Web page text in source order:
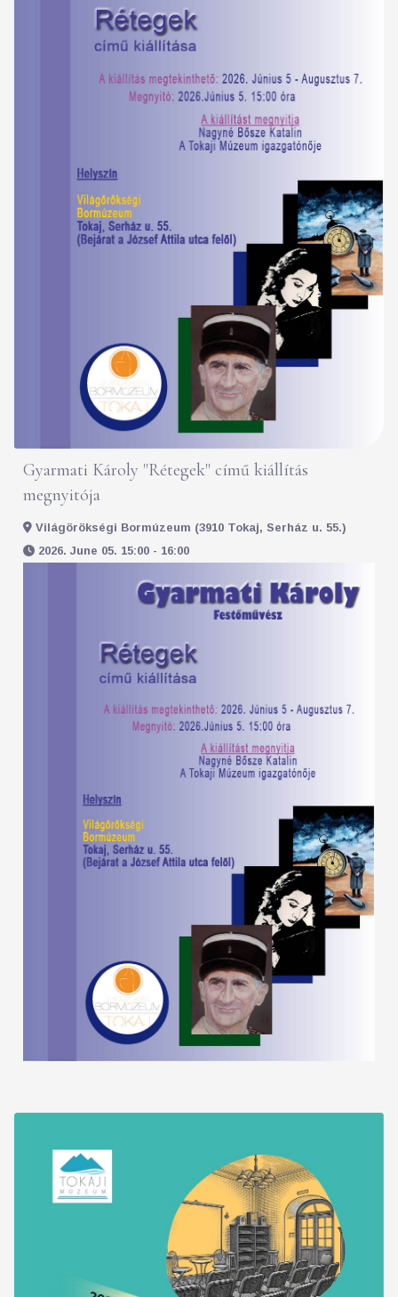
Gyarmati Károly "Rétegek" című kiállítás
megnyitója
Világörökségi Bormúzeum (3910 Tokaj, Serház u. 55.)
2026. June 05. 15:00 - 16:00